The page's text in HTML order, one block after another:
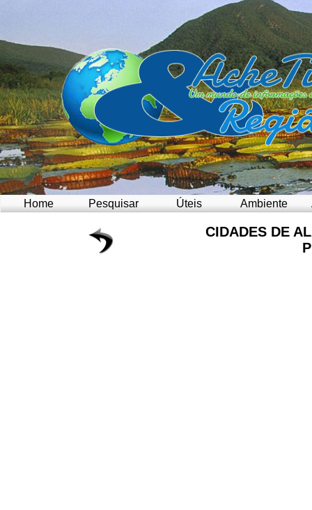
Home Pesquisar Úteis Ambiente
CIDADES DE